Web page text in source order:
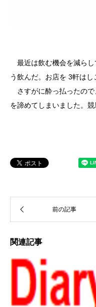
最近は飲む機会を減らし
う飲んだ。お店を 3軒はし
さすがに酔っ払ったので
を諦めてしまいました。
関連記事